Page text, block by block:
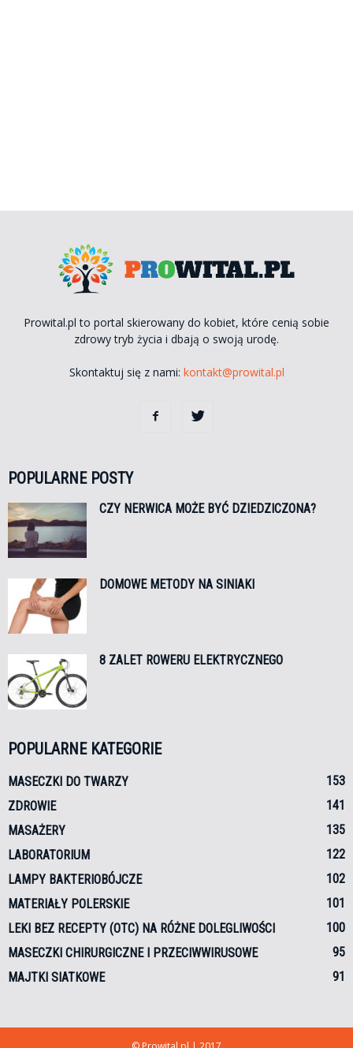
Prowital.pl to portal skierowany do kobiet, które cenią sobie
zdrowy tryb życia i dbają o swoją urodę.
Skontaktuj się z nami: kontakt@prowital.pl
POPULARNE POSTY
CZY NERWICA MOŻE BYĆ DZIEDZICZONA?
DOMOWE METODY NA SINIAKI
8 ZALET ROWERU ELEKTRYCZNEGO
POPULARNE KATEGORIE
MASECZKI DO TWARZY
153
ZDROWIE
141
MASAŻERY
135
LABORATORIUM
122
LAMPY BAKTERIOBÓJCZE
102
MATERIAŁY POLERSKIE
101
LEKI BEZ RECEPTY (OTC) NA RÓŻNE DOLEGLIWOŚCI
100
MASECZKI CHIRURGICZNE I PRZECIWWIRUSOWE
95
MAJTKI SIATKOWE
91